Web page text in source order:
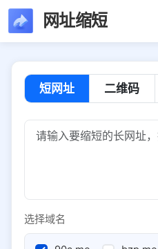
网址缩短
短网址 二维码
选择域名